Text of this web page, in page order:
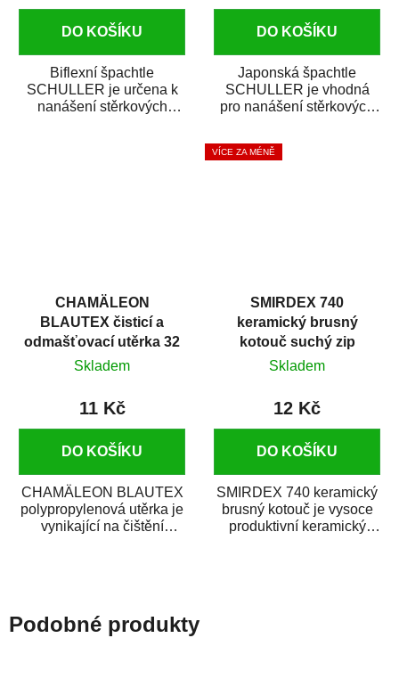
DO KOŠÍKU
Biflexní špachtle
SCHULLER je určena k
nanášení stěrkových
DO KOŠÍKU
Japonská špachtle
SCHULLER je vhodná
pro nanášení stěrkových
vyrovnávacích tmelů a...
CHAMÄLEON
BLAUTEX čisticí a
odmašťovací utěrka 32
x 40 cm
Skladem
11 Kč
DO KOŠÍKU
CHAMÄLEON BLAUTEX
polypropylenová utěrka je
vynikající na čištění
VÍCE ZA MÉNĚ
SMIRDEX 740
keramický brusný
kotouč suchý zip
D150mm 15D P400
Skladem
12 Kč
DO KOŠÍKU
SMIRDEX 740 keramický
brusný kotouč je vysoce
produktivní keramický
Podobné produkty